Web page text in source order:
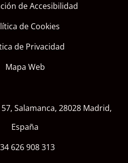
de Accesibilidad
de Cookies
de Privacidad
Mapa Web
Salamanca, 28028 Madrid,
España
626 908 313